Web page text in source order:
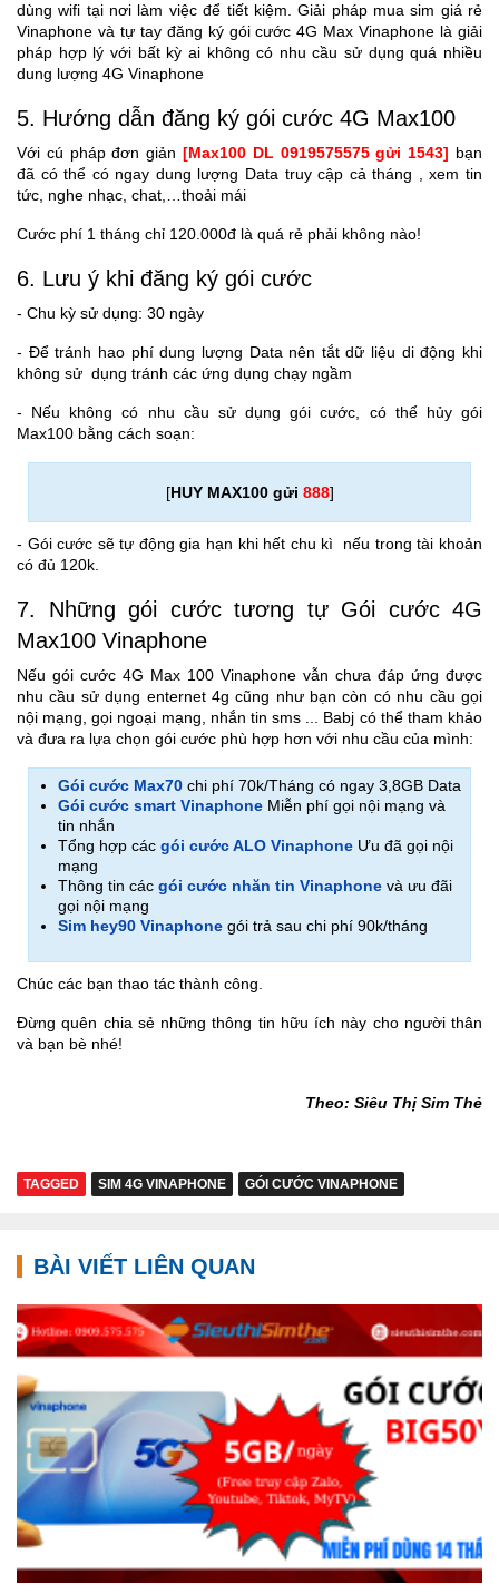
dùng wifi tại nơi làm việc để tiết kiệm. Giải pháp mua sim giá rẻ
Vinaphone và tự tay đăng ký gói cước 4G Max Vinaphone là giải
pháp hợp lý với bất kỳ ai không có nhu cầu sử dụng quá nhiều
dung lượng 4G Vinaphone
5. Hướng dẫn đăng ký gói cước 4G Max100
Với cú pháp đơn giản [Max100 DL 0919575575 gửi 1543] bạn
đã có thể có ngay dung lượng Data truy cập cả tháng , xem tin
tức, nghe nhạc, chat,…thoải mái
Cước phí 1 tháng chỉ 120.000đ là quá rẻ phải không nào!
6. Lưu ý khi đăng ký gói cước
- Chu kỳ sử dụng: 30 ngày
- Để tránh hao phí dung lượng Data nên tắt dữ liệu di động khi
không sử dụng tránh các ứng dụng chạy ngầm
- Nếu không có nhu cầu sử dụng gói cước, có thể hủy gói
Max100 bằng cách soạn:
[HUY MAX100 gửi 888]
- Gói cước sẽ tự động gia hạn khi hết chu kì nếu trong tài khoản
có đủ 120k.
7. Những gói cước tương tự Gói cước 4G
Max100 Vinaphone
Nếu gói cước 4G Max 100 Vinaphone vẫn chưa đáp ứng được
nhu cầu sử dụng enternet 4g cũng như bạn còn có nhu cầu gọi
nội mạng, gọi ngoại mạng, nhắn tin sms ... Babj có thể tham khảo
và đưa ra lựa chọn gói cước phù hợp hơn với nhu cầu của mình:
Gói cước Max70 chi phí 70k/Tháng có ngay 3,8GB Data
Gói cước smart Vinaphone Miễn phí gọi nội mạng và
tin nhắn
Tổng hợp cácgói cước ALO Vinaphone Ưu đã gọi nội
mạng
Thông tin cácgói cước nhăn tin Vinaphone và ưu đãi
gọi nội mạng
Sim hey90 Vinaphone gói trả sau chi phí 90k/tháng
Chúc các bạn thao tác thành công.
Đừng quên chia sẻ những thông tin hữu ích này cho người thân
và bạn bè nhé!
Theo: Siêu Thị Sim Thẻ
TAGGED SIM 4G VINAPHONE GÓI CƯỚC VINAPHONE
BÀI VIẾT LIÊN QUAN